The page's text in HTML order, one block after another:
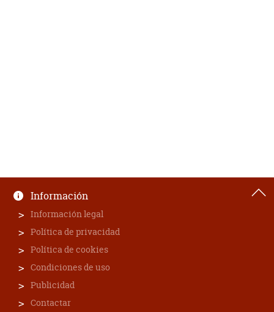
por su vigencia y proyección en la cultura popular.
Información
Información legal
Política de privacidad
Política de cookies
Condiciones de uso
Publicidad
Contactar